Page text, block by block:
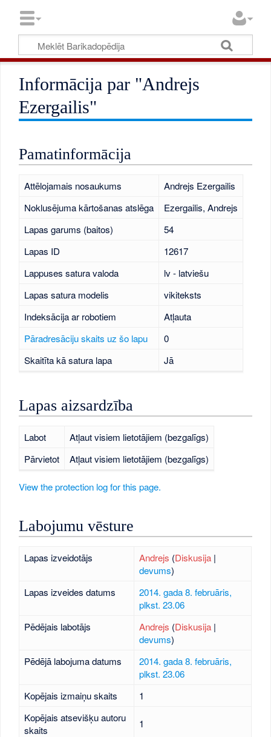
Informācija par "Andrejs
Ezergailis"
Pamatinformācija
Attēlojamais nosaukums
Andrejs Ezergailis
Noklusējuma kārtošanas atslēga
Ezergailis, Andrejs
Lapas garums (baitos)
54
Lapas ID
12617
Lappuses satura valoda
lv - latviešu
Lapas satura modelis
vikiteksts
Indeksācija ar robotiem
Atļauta
Pāradresāciju skaits uz šo lapu
0
Skaitīta kā satura lapa
Jā
Lapas aizsardzība
Labot
Atļaut visiem lietotājiem (bezgalīgs)
Pārvietot
Atļaut visiem lietotājiem (bezgalīgs)
View the protection log for this page.
Labojumu vēsture
Lapas izveidotājs Andrejs (Diskusija|
devums)
Lapas izveides datums
2014. gada 8. februāris,
plkst. 23.06
Pēdējais labotājs
Andrejs (Diskusija|
devums)
Pēdējā labojuma datums
2014. gada 8. februāris,
plkst. 23.06
Kopējais izmaiņu skaits
1
Kopējais atsevišķu autoru
skaits
1